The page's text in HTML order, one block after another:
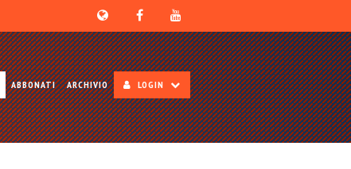
ABBONATI ARCHIVIO LOGIN